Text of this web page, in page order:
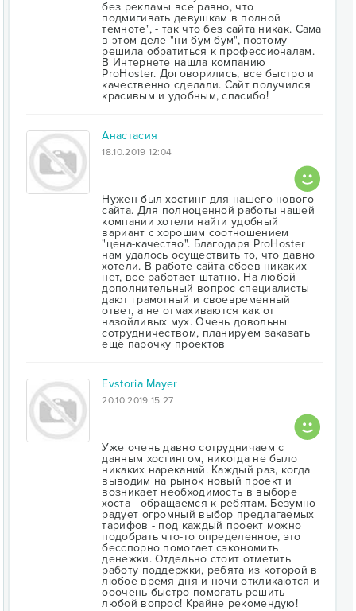
без рекламы все равно, что
подмигивать девушкам в полной
темноте", - так что без сайта никак. Сама
в этом деле "ни бум-бум", поэтому
решила обратиться к профессионалам.
В Интернете нашла компанию
ProHoster. Договорились, все быстро и
качественно сделали. Сайт получился
красивым и удобным, спасибо!
Анастасия
18.10.2019 12:04
Нужен был хостинг для нашего нового
сайта. Для полноценной работы нашей
компании хотели найти удобный
вариант с хорошим соотношением
"цена-качество". Благодаря ProHoster
нам удалось осуществить то, что давно
хотели. В работе сайта сбоев никаких
нет, все работает штатно. На любой
дополнительный вопрос специалисты
дают грамотный и своевременный
ответ, а не отмахиваются как от
назойливых мух. Очень довольны
сотрудничеством, планируем заказать
ещё парочку проектов
Evstoria Mayer
20.10.2019 15:27
Уже очень давно сотрудничаем с
данным хостингом, никогда не было
никаких нареканий. Каждый раз, когда
выводим на рынок новый проект и
возникает необходимость в выборе
хоста - обращаемся к ребятам. Безумно
радует огромный выбор предлагаемых
тарифов - под каждый проект можно
подобрать что-то определенное, это
бесспорно помогает сэкономить
денежки. Отдельно стоит отметить
работу поддержки, ребята из которой в
любое время дня и ночи откликаются и
ооочень быстро помогать решить
любой вопрос! Крайне рекомендую!